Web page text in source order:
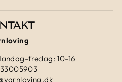
fredag: 10-16